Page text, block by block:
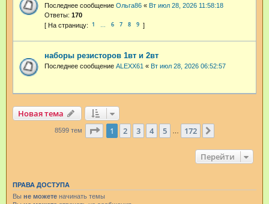
Последнее сообщение Ольга86 « Вт июл 28, 2026 11:58:18
Ответы: 170
1 6 7 8 9
наборы резисторов 1вт и 2вт
Последнее сообщение ALEXX61 « Вт июл 28, 2026 06:52:57
Новая тема
8599 тем Страница из 172
1 2 3 4 5 … 172
Перейти
ПРАВА ДОСТУПА
Вы не можете начинать темы